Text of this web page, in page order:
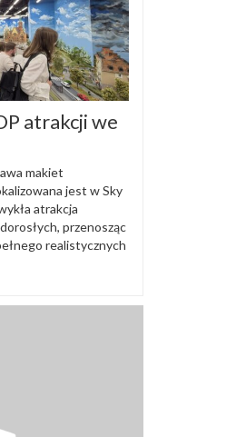
atrakcji we
makiet
jest w Sky
atrakcja
przenosząc
realistycznych